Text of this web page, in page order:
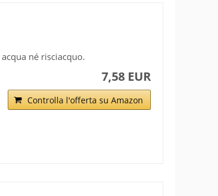
né risciacquo.
7,58 EUR
Controlla l'offerta su Amazon